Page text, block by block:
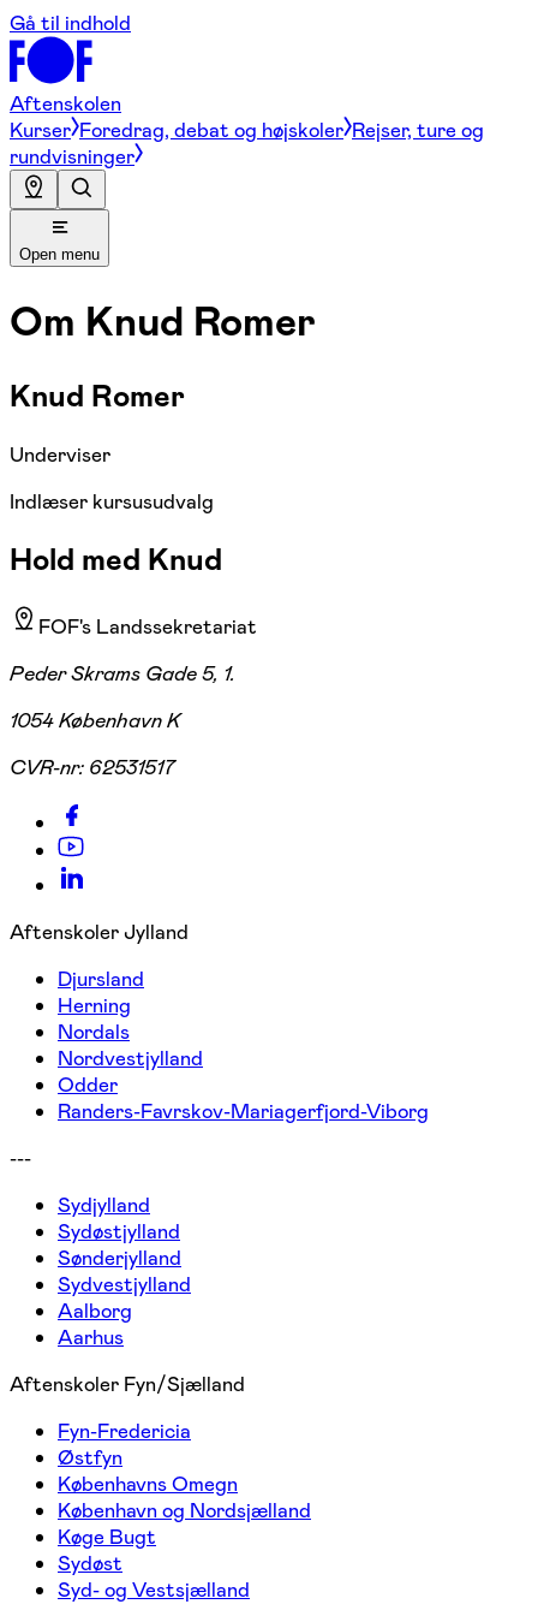
Gå til indhold
Aftenskolen
Kurser Foredrag, debat og højskoler Rejser, ture og
rundvisninger
Open menu
Om Knud Romer
Knud Romer
Underviser
Indlæser kursusudvalg
Hold med Knud
FOF's Landssekretariat
Peder Skrams Gade 5, 1.
1054 København K
CVR-nr: 62531517
Aftenskoler Jylland
Djursland
Herning
Nordals
Nordvestjylland
Odder
Randers-Favrskov-Mariagerfjord-Viborg
---
Sydjylland
Sydøstjylland
Sønderjylland
Sydvestjylland
Aalborg
Aarhus
Aftenskoler Fyn/Sjælland
Fyn-Fredericia
Østfyn
Københavns Omegn
København og Nordsjælland
Køge Bugt
Sydøst
Syd- og Vestsjælland